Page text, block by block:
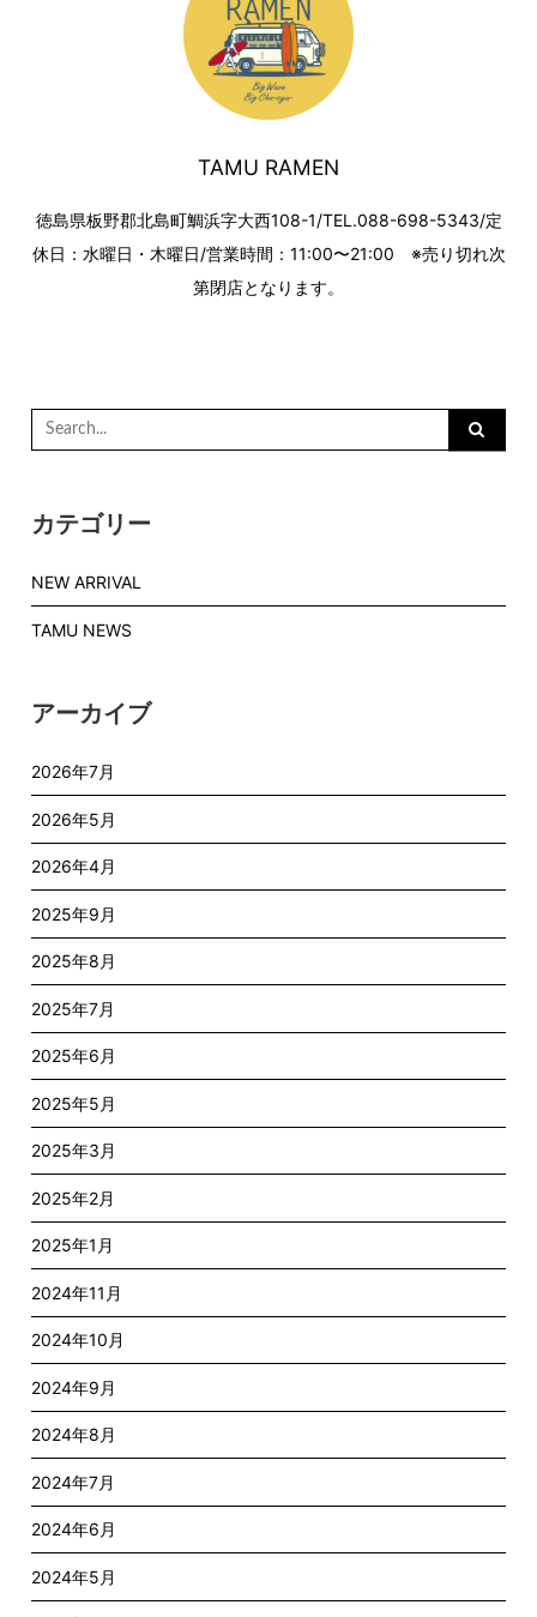
TAMU RAMEN
徳島県板野郡北島町鯛浜字大西108-1/TEL.088-698-5343/定
休日：水曜日・木曜日/営業時間：11:00〜21:00 ※売り切れ次
第閉店となります。
Search
for:
カテゴリー
NEW ARRIVAL
TAMU NEWS
アーカイブ
2026年7月
2026年5月
2026年4月
2025年9月
2025年8月
2025年7月
2025年6月
2025年5月
2025年3月
2025年2月
2025年1月
2024年11月
2024年10月
2024年9月
2024年8月
2024年7月
2024年6月
2024年5月